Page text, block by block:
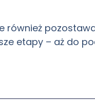
również
etapy – aż do